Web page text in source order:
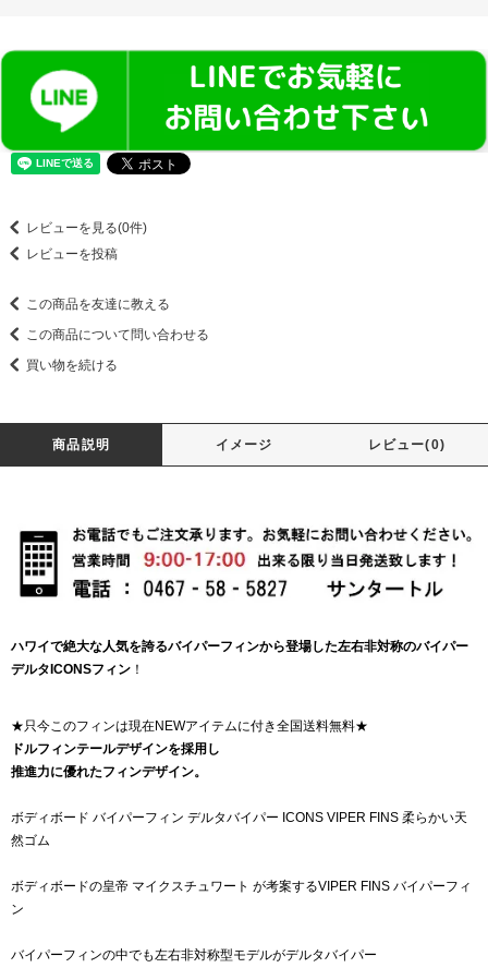
レビューを見る(0件)
レビューを投稿
この商品を友達に教える
この商品について問い合わせる
買い物を続ける
商品説明 イメージ レビュー(0)
ハワイで絶大な人気を誇るバイパーフィンから登場した左右非対称のバイパー
デルタICONSフィン ！
★只今このフィンは現在NEWアイテムに付き全国送料無料★
ドルフィンテールデザインを採用し
推進力に優れたフィンデザイン。
ボディボード バイパーフィン デルタバイパー ICONS VIPER FINS 柔らかい天
然ゴム
ボディボードの皇帝 マイクスチュワート が考案するVIPER FINS バイパーフィ
ン
バイパーフィンの中でも左右非対称型モデルがデルタバイパー